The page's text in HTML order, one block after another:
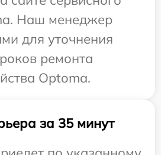
Наш менеджер
для уточнения
ремонта
Optoma.
за 35 минут